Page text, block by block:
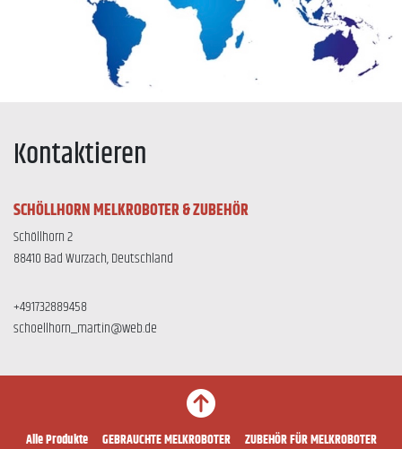
Kontaktieren
SCHÖLLHORN MELKROBOTER & ZUBEHÖR
Schöllhorn 2
88410 Bad Wurzach, Deutschland
+491732889458
schoellhorn_martin@web.de
Alle Produkte GEBRAUCHTE MELKROBOTER ZUBEHÖR FÜR MELKROBOTER